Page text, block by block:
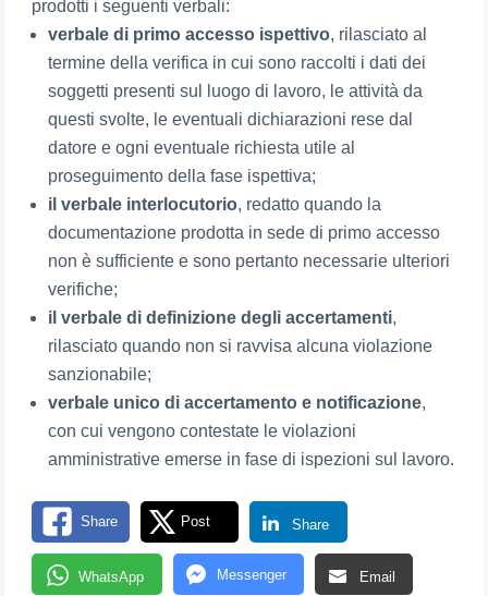
prodotti i seguenti verbali:
verbale di primo accesso ispettivo, rilasciato al
termine della verifica in cui sono raccolti i dati dei
soggetti presenti sul luogo di lavoro, le attività da
questi svolte, le eventuali dichiarazioni rese dal
datore e ogni eventuale richiesta utile al
proseguimento della fase ispettiva;
il verbale interlocutorio, redatto quando la
documentazione prodotta in sede di primo accesso
non è sufficiente e sono pertanto necessarie ulteriori
verifiche;
il verbale di definizione degli accertamenti,
rilasciato quando non si ravvisa alcuna violazione
sanzionabile;
verbale unico di accertamento e notificazione,
con cui vengono contestate le violazioni
amministrative emerse in fase di ispezioni sul lavoro.
Share Post Share
WhatsApp Messenger Email